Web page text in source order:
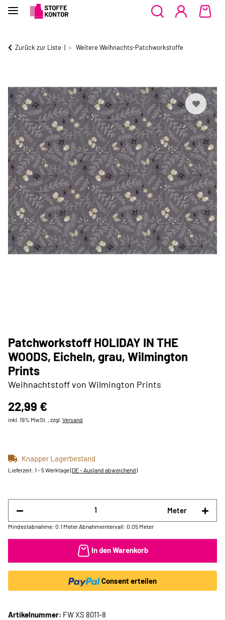
Zurück zur Liste Weitere Weihnachts-Patchworkstoffe
Patchworkstoff HOLIDAY IN THE
WOODS, Eicheln, grau, Wilmington
Prints
Weihnachtstoff von Wilmington Prints
22,99 €
inkl. 19% MwSt. , zzgl. Versand
Knapper Lagerbestand
Lieferzeit: 1 - 5 Werktage(DE - Ausland abweichend)
Meter
Mindestabnahme: 0.1 Meter Abnahmeintervall: 0.05 Meter
In den Warenkorb
Consent erteilen
Artikelnummer: FW XS 8011-8